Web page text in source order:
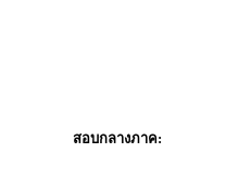
สอบกลางภาค: